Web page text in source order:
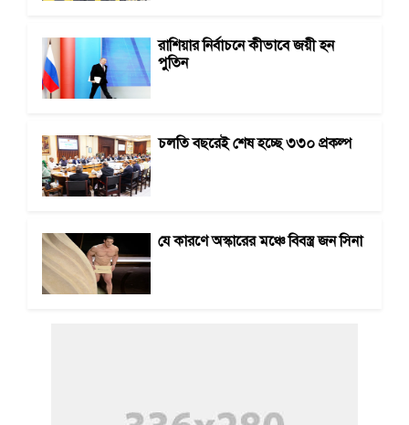
রাশিয়ার নির্বাচনে কীভাবে জয়ী হন
পুতিন
চলতি বছরেই শেষ হচ্ছে ৩৩০ প্রকল্প
যে কারণে অস্কারের মঞ্চে বিবস্ত্র জন সিনা